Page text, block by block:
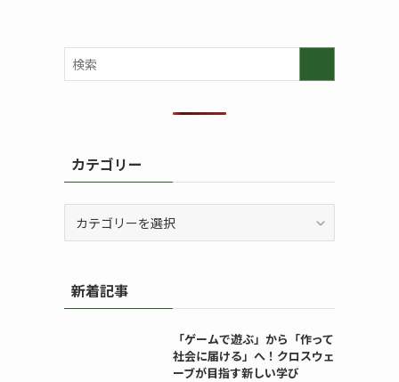
カテゴリー
ー
新着記事
「ゲームで遊ぶ」から「作って
社会に届ける」へ！クロスウェ
ーブが目指す新しい学び